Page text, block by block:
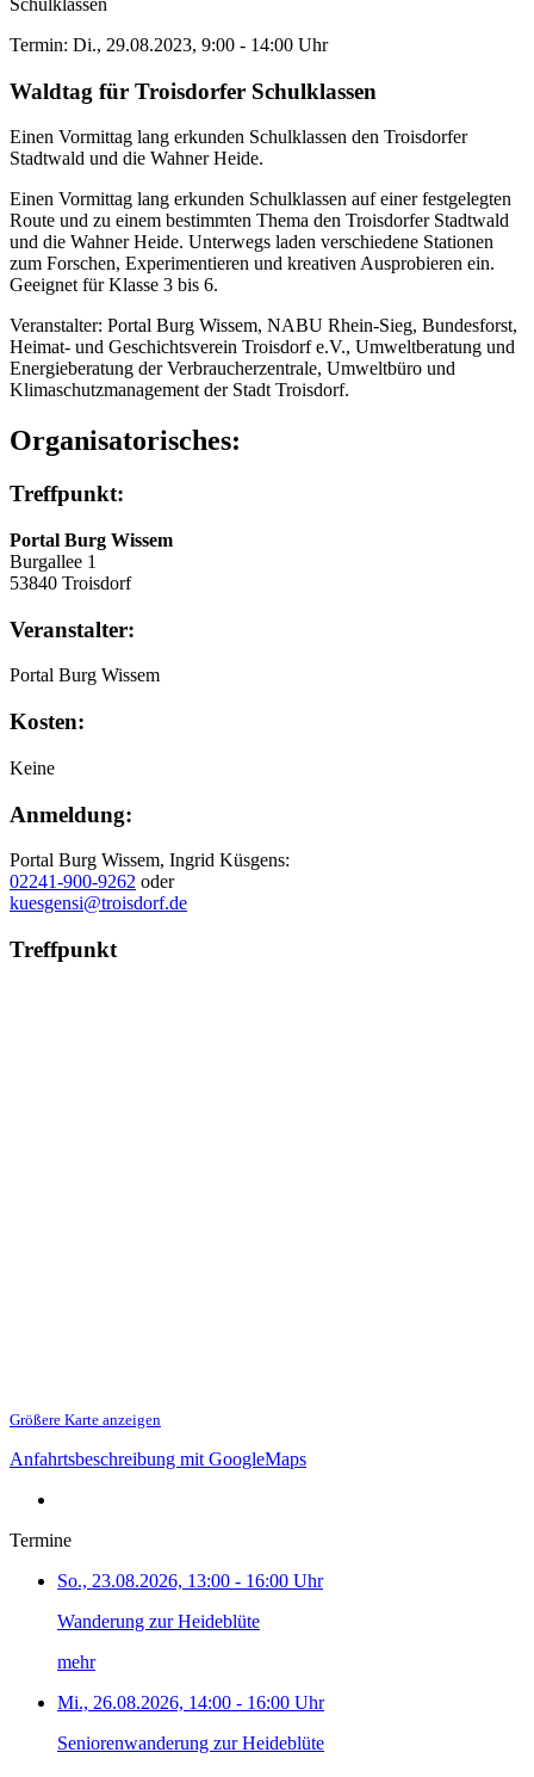
Schulklassen
Termin: Di., 29.08.2023, 9:00 - 14:00 Uhr
Waldtag für Troisdorfer Schulklassen
Einen Vormittag lang erkunden Schulklassen den Troisdorfer
Stadtwald und die Wahner Heide.
Einen Vormittag lang erkunden Schulklassen auf einer festgelegten
Route und zu einem bestimmten Thema den Troisdorfer Stadtwald
und die Wahner Heide. Unterwegs laden verschiedene Stationen
zum Forschen, Experimentieren und kreativen Ausprobieren ein.
Geeignet für Klasse 3 bis 6.
Veranstalter: Portal Burg Wissem, NABU Rhein-Sieg, Bundesforst,
Heimat- und Geschichtsverein Troisdorf e.V., Umweltberatung und
Energieberatung der Verbraucherzentrale, Umweltbüro und
Klimaschutzmanagement der Stadt Troisdorf.
Organisatorisches:
Treffpunkt:
Portal Burg Wissem
Burgallee 1
53840 Troisdorf
Veranstalter:
Portal Burg Wissem
Kosten:
Keine
Anmeldung:
Portal Burg Wissem, Ingrid Küsgens:
02241-900-9262 oder
kuesgensi@troisdorf.de
Treffpunkt
Größere Karte anzeigen
Anfahrtsbeschreibung mit GoogleMaps
Termine
So., 23.08.2026, 13:00 - 16:00 Uhr
Wanderung zur Heideblüte
mehr
Mi., 26.08.2026, 14:00 - 16:00 Uhr
Seniorenwanderung zur Heideblüte